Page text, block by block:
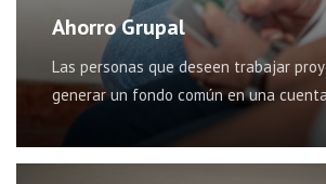
Ahorro Grupal
Las personas que deseen trabajar
generar un fondo común en una